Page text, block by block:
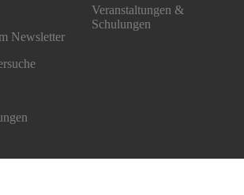
Newsletter
Veranstaltungen &
Schulungen